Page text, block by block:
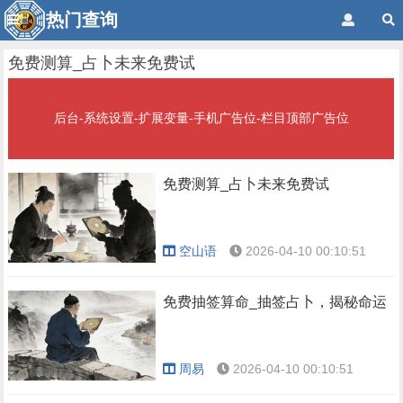
热门查询
免费测算_占卜未来免费试
后台-系统设置-扩展变量-手机广告位-栏目顶部广告位
免费测算_占卜未来免费试
空山语 2026-04-10 00:10:51
免费抽签算命_抽签占卜，揭秘命运
周易 2026-04-10 00:10:51